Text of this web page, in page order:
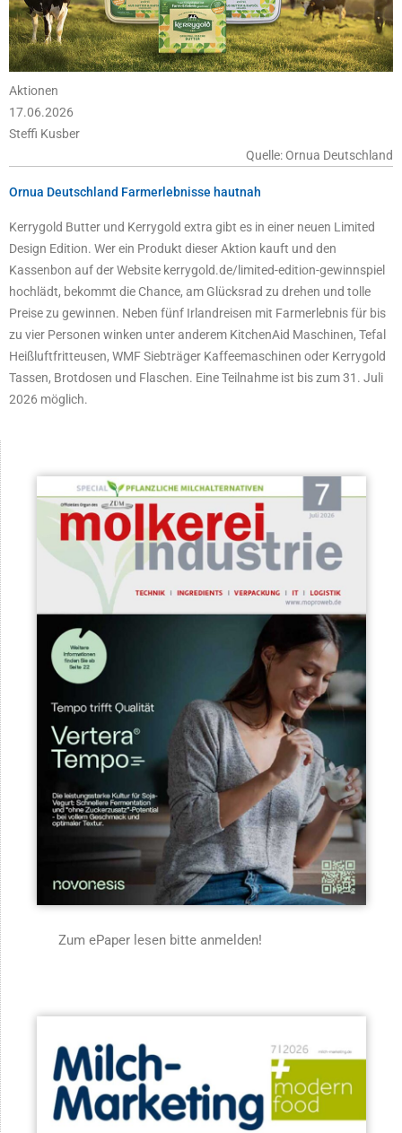
Aktionen
17.06.2026
Steffi Kusber
Quelle: Ornua Deutschland
Ornua Deutschland Farmerlebnisse hautnah
Kerrygold Butter und Kerrygold extra gibt es in einer neuen Limited
Design Edition. Wer ein Produkt dieser Aktion kauft und den
Kassenbon auf der Website kerrygold.de/limited-edition-gewinnspiel
hochlädt, bekommt die Chance, am Glücksrad zu drehen und tolle
Preise zu gewinnen. Neben fünf Irlandreisen mit Farmerlebnis für bis
zu vier Personen winken unter anderem KitchenAid Maschinen, Tefal
Heißluftfritteusen, WMF Siebträger Kaffeemaschinen oder Kerrygold
Tassen, Brotdosen und Flaschen. Eine Teilnahme ist bis zum 31. Juli
2026 möglich.
Zum ePaper lesen bitte anmelden!